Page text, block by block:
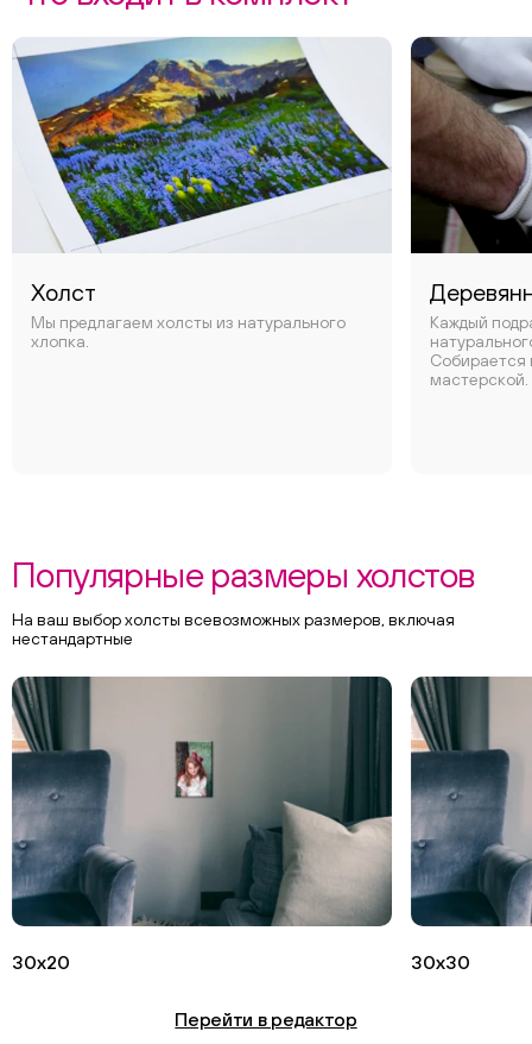
Холст
Мы предлагаем холсты из натурального
хлопка.
Каждый
Собирается
мастерской.
Популярные размеры холстов
На ваш выбор холсты всевозможных размеров, включая
нестандартные
30х20 30х30
Перейти в редактор